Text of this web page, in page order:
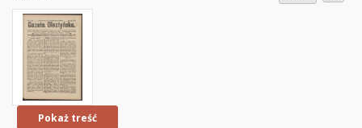
Pokaż treść